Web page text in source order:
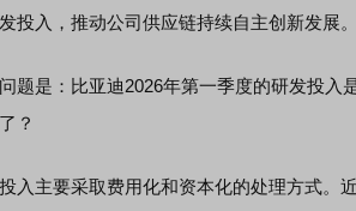
投入，推动公司供应链持续自主创新发展
是：比亚迪2026年第一季度的研发投入
？
主要采取费用化和资本化的处理方式。